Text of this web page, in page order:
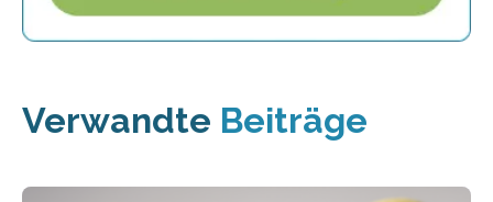
Verwandte Beiträge